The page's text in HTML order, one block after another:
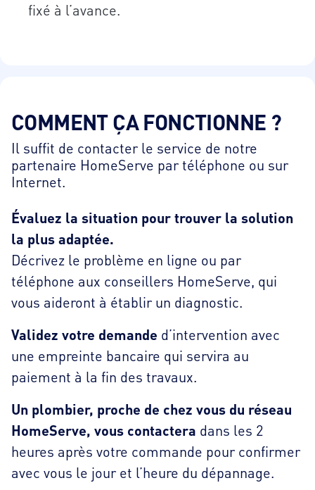
fixé à l’avance.
COMMENT ÇA FONCTIONNE ?
Il suffit de contacter le service de notre
partenaire HomeServe par téléphone ou sur
Internet.
Évaluez la situation pour trouver la solution
la plus adaptée.
Décrivez le problème en ligne ou par
téléphone aux conseillers HomeServe, qui
vous aideront à établir un diagnostic.
Validez votre demande d’intervention avec
une empreinte bancaire qui servira au
paiement à la fin des travaux.
Un plombier, proche de chez vous du réseau
HomeServe, vous contactera dans les 2
heures après votre commande pour confirmer
avec vous le jour et l’heure du dépannage.